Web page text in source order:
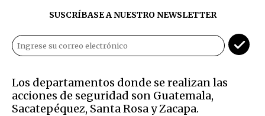
SUSCRÍBASE A NUESTRO NEWSLETTER
Los departamentos donde se realizan las
acciones de seguridad son Guatemala,
Sacatepéquez, Santa Rosa y Zacapa.